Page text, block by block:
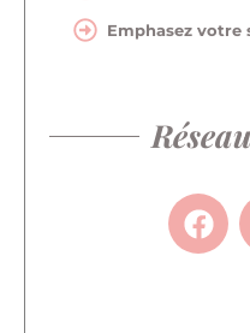
Emphasez votre